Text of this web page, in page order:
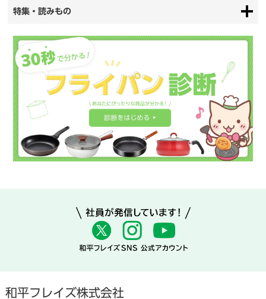
特集・読みもの
和平フレイズ株式会社